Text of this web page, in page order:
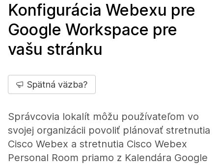
Konfigurácia Webexu pre
Google Workspace pre
vašu stránku
Spätná väzba?
Správcovia lokalít môžu používateľom vo
svojej organizácii povoliť plánovať stretnutia
Cisco Webex a stretnutia Cisco Webex
Personal Room priamo z Kalendára Google